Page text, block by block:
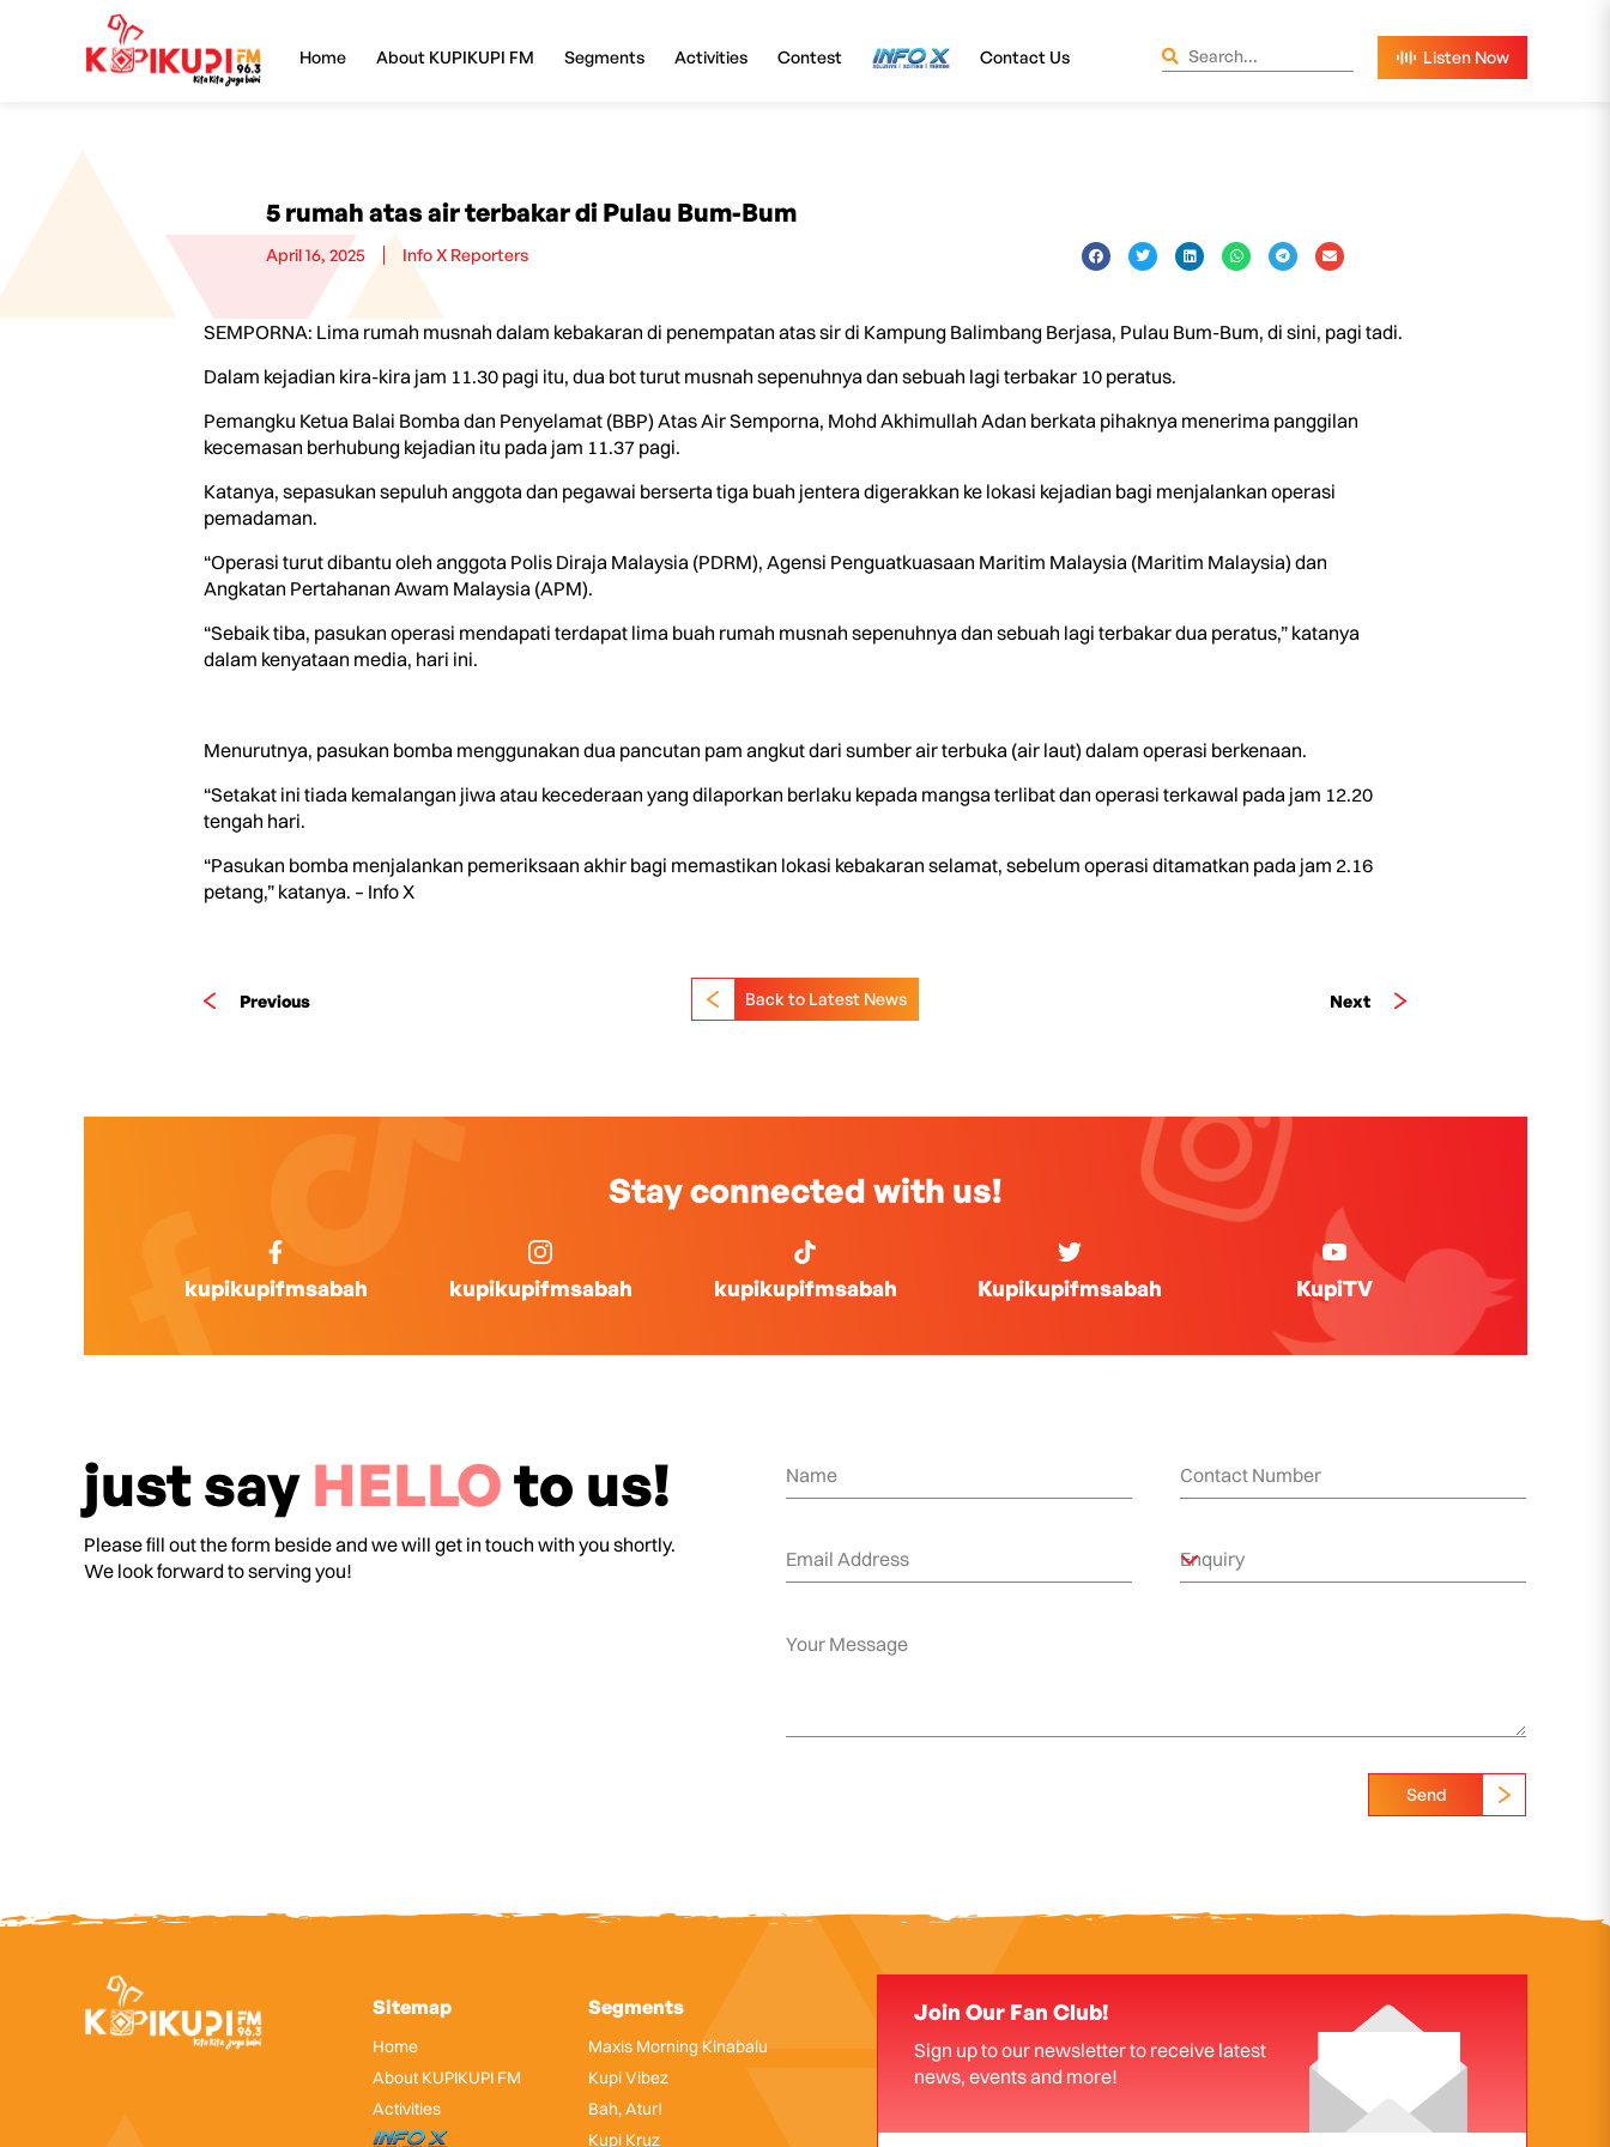
Home About KUPIKUPI FM Segments Activities Contest InfoX Contact Us
5 rumah atas air terbakar di Pulau Bum-Bum
April 16, 2025 Info X Reporters
SEMPORNA: Lima rumah musnah dalam kebakaran di penempatan atas sir di Kampung Balimbang Berjasa, Pulau Bum-Bum, di sini, pagi tadi.
Dalam kejadian kira-kira jam 11.30 pagi itu, dua bot turut musnah sepenuhnya dan sebuah lagi terbakar 10 peratus.
Pemangku Ketua Balai Bomba dan Penyelamat (BBP) Atas Air Semporna, Mohd Akhimullah Adan berkata pihaknya menerima panggilan
kecemasan berhubung kejadian itu pada jam 11.37 pagi.
Katanya, sepasukan sepuluh anggota dan pegawai berserta tiga buah jentera digerakkan ke lokasi kejadian bagi menjalankan operasi
pemadaman.
“Operasi turut dibantu oleh anggota Polis Diraja Malaysia (PDRM), Agensi Penguatkuasaan Maritim Malaysia (Maritim Malaysia) dan
Angkatan Pertahanan Awam Malaysia (APM).
“Sebaik tiba, pasukan operasi mendapati terdapat lima buah rumah musnah sepenuhnya dan sebuah lagi terbakar dua peratus,” katanya
dalam kenyataan media, hari ini.
Menurutnya, pasukan bomba menggunakan dua pancutan pam angkut dari sumber air terbuka (air laut) dalam operasi berkenaan.
“Setakat ini tiada kemalangan jiwa atau kecederaan yang dilaporkan berlaku kepada mangsa terlibat dan operasi terkawal pada jam 12.20
tengah hari.
“Pasukan bomba menjalankan pemeriksaan akhir bagi memastikan lokasi kebakaran selamat, sebelum operasi ditamatkan pada jam 2.16
petang,” katanya. – Info X
Previous Next
Back to Latest News
Stay connected with us!
kupikupifmsabah kupikupifmsabah kupikupifmsabah Kupikupifmsabah KupiTV
just say HELLOto us!
Please fill out the form beside and we will get in touch with you shortly.
We look forward to serving you!
Send
Sitemap
Home
About KUPIKUPI FM
Activities
InfoX
Segments
Maxis Morning Kinabalu
Kupi Vibez
Bah, Atur!
Kupi Kruz
Join Our Fan Club!
Sign up to our newsletter to receive latest
news, events and more!